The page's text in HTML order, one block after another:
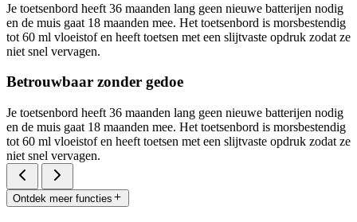
Je toetsenbord heeft 36 maanden lang geen nieuwe batterijen nodig
en de muis gaat 18 maanden mee. Het toetsenbord is morsbestendig
tot 60 ml vloeistof en heeft toetsen met een slijtvaste opdruk zodat ze
niet snel vervagen.
Betrouwbaar zonder gedoe
Je toetsenbord heeft 36 maanden lang geen nieuwe batterijen nodig
en de muis gaat 18 maanden mee. Het toetsenbord is morsbestendig
tot 60 ml vloeistof en heeft toetsen met een slijtvaste opdruk zodat ze
niet snel vervagen.
Ontdek meer functies